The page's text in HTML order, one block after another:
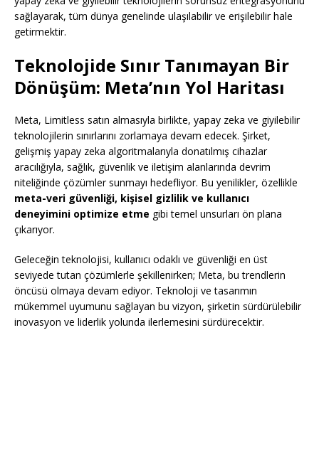
sağlayarak, tüm dünya genelinde ulaşılabilir ve erişilebilir hale
getirmektir.
Teknolojide Sınır Tanımayan Bir
Dönüşüm: Meta’nın Yol Haritası
Meta, Limitless satın almasıyla birlikte, yapay zeka ve giyilebilir
teknolojilerin sınırlarını zorlamaya devam edecek. Şirket,
gelişmiş yapay zeka algoritmalarıyla donatılmış cihazlar
aracılığıyla, sağlık, güvenlik ve iletişim alanlarında devrim
niteliğinde çözümler sunmayı hedefliyor. Bu yenilikler, özellikle
meta-veri güvenliği, kişisel gizlilik ve kullanıcı
deneyimini optimize etme gibi temel unsurları ön plana
çıkarıyor.
Geleceğin teknolojisi, kullanıcı odaklı ve güvenliği en üst
seviyede tutan çözümlerle şekillenirken; Meta, bu trendlerin
öncüsü olmaya devam ediyor. Teknoloji ve tasarımın
mükemmel uyumunu sağlayan bu vizyon, şirketin sürdürülebilir
inovasyon ve liderlik yolunda ilerlemesini sürdürecektir.